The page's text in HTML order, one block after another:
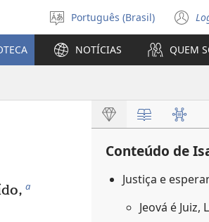
Selecione
o
idioma
Português (Brasil)
NOTÍCIAS QUEM
a
Conteúdo de
Justiça e
Jeová é Juiz,